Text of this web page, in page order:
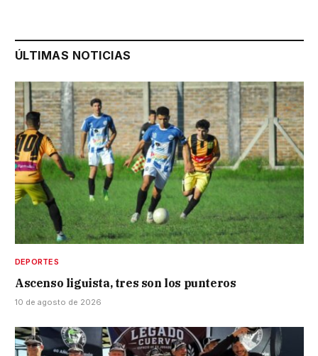
ÚLTIMAS NOTICIAS
DEPORTES
Ascenso liguista, tres son los punteros
10 de agosto de 2026